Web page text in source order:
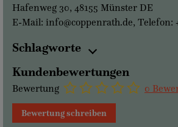
Hafenweg 30, 48155 Münster DE
E-Mail: info@coppenrath.de, Telefon:
Schlagworte
Kundenbewertungen
Bewertung 0
Bewertung schreiben